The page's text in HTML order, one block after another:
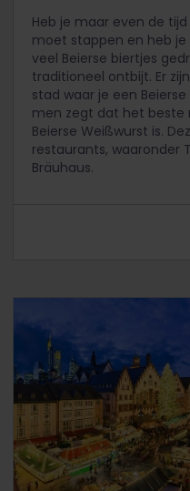
Heb je maar even de
moet stappen en heb
veel Beierse biertjes
traditioneel ontbijt. Er
stad waar je een
men zegt dat het beste
Beierse Weißwurst is.
restaurants, waaronder
Bräuhaus.